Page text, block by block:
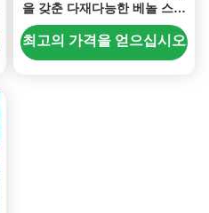
을 갖춘 다재다능한 베놀 스타
일 온실
최고의 가격을 얻으십시오